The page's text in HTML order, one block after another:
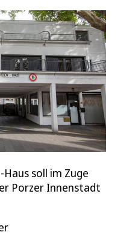
soll im Zuge
Porzer Innenstadt